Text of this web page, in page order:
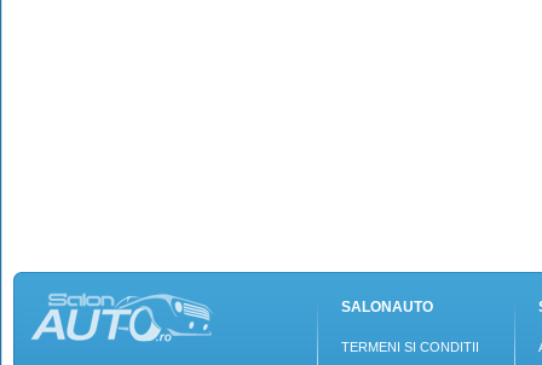
SALONAUTO
TERMENI SI CONDITII